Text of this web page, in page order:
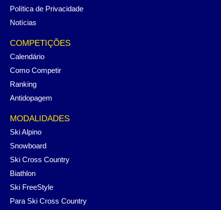
Política de Privacidade
Notícias
COMPETIÇÕES
Calendário
Como Competir
Ranking
Antidopagem
MODALIDADES
Ski Alpino
Snowboard
Ski Cross Country
Biathlon
Ski FreeStyle
Para Ski Cross Country